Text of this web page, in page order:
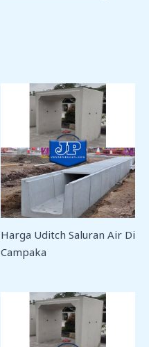
Harga Uditch Saluran Air Di
Campaka